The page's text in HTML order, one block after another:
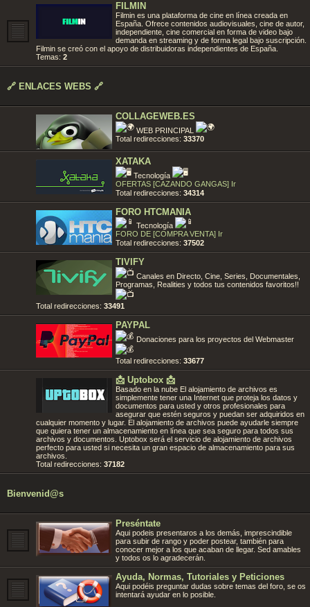
FILMIN
Filmin es una plataforma de cine en línea creada en
España. Ofrece contenidos audiovisuales, cine de autor,
independiente, cine comercial en forma de video bajo
demanda en streaming y de forma legal bajo suscripción.
Filmin se creó con el apoyo de distribuidoras independientes de España.
Temas: 2
🔗 ENLACES WEBS 🔗
COLLAGEWEB.ES
WEB PRINCIPAL
Total redirecciones: 33370
XATAKA
Tecnología
OFERTAS [CAZANDO GANGAS] Ir
Total redirecciones: 34314
FORO HTCMANIA
Tecnología
FORO DE [COMPRA VENTA] Ir
Total redirecciones: 37502
TIVIFY
Canales en Directo, Cine, Series, Documentales,
Programas, Realities y todos tus contenidos favoritos!!
Total redirecciones: 33491
PAYPAL
Donaciones para los proyectos del Webmaster
Total redirecciones: 33677
📩 Uptobox 📩
Basado en la nube El alojamiento de archivos es
simplemente tener una Internet que proteja los datos y
documentos para usted y otros profesionales para
asegurar que estén seguros y puedan ser adquiridos en
cualquier momento y lugar. El alojamiento de archivos puede ayudarle siempre
que quiera tener un almacenamiento en línea que sea seguro para todos sus
archivos y documentos. Uptobox será el servicio de alojamiento de archivos
perfecto para usted si necesita un gran espacio de almacenamiento para sus
archivos.
Total redirecciones: 37182
Bienvenid@s
Preséntate
Aqui podeis presentaros a los demás, imprescindible
para subir de rango y poder postear, también para
conocer mejor a los que acaban de llegar. Sed amables
y todos os lo agradecerán.
Ayuda, Normas, Tutoriales y Peticiones
Aqui podéis preguntar dudas sobre temas del foro, se os
intentará ayudar en lo posible.